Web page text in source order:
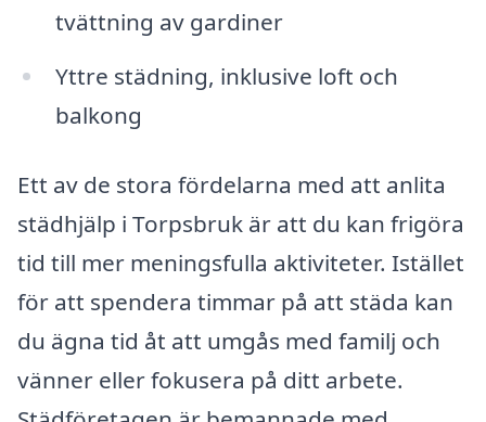
tvättning av gardiner
Yttre städning, inklusive loft och
balkong
Ett av de stora fördelarna med att anlita
städhjälp i Torpsbruk är att du kan frigöra
tid till mer meningsfulla aktiviteter. Istället
för att spendera timmar på att städa kan
du ägna tid åt att umgås med familj och
vänner eller fokusera på ditt arbete.